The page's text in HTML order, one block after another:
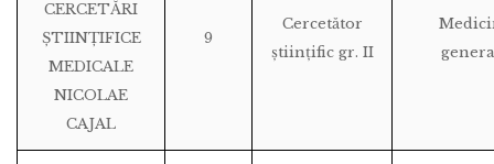
CERCETĂRI
ȘTIINȚIFICE
MEDICALE
NICOLAE
CAJAL
9
Cercetător
științific gr. II